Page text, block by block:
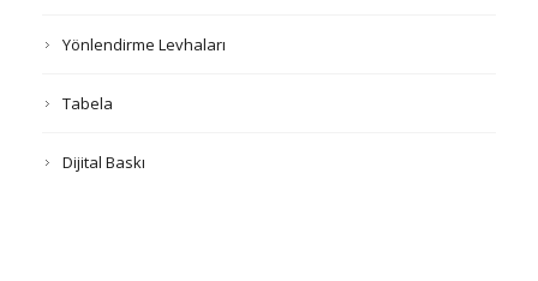
Yönlendirme Levhaları
Tabela
Dijital Baskı